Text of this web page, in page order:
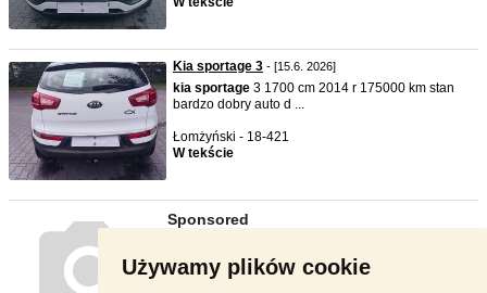
Używamy plików cookie
Kia sportage 3 - [15.6. 2026]
kia sportage 3 1700 cm 2014 r 175000 km stan
bardzo dobry auto d ...
Łomżyński - 18-421
W tekście